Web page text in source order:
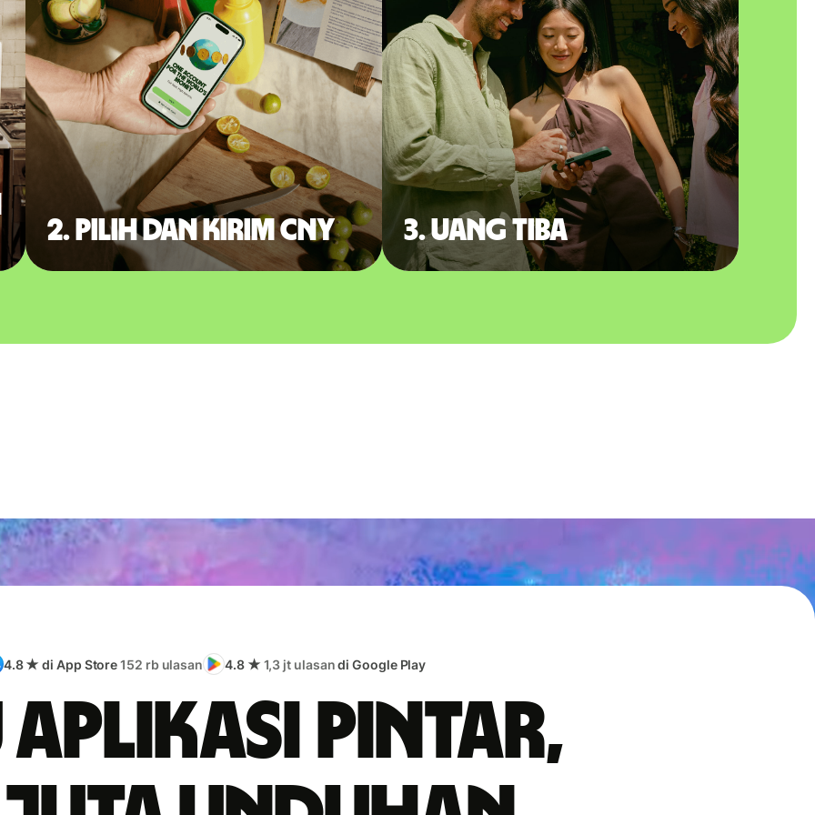
2. Pilih dan kirim CNY
3. Uang tiba
4.8 ★ di App Store152 rb ulasan 4.8 ★ 1,3 jt ulasandi Google Play
aplikasi pintar,